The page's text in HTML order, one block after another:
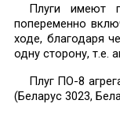
Плуги имеют
попеременно
ходе, благодаря
одну сторону, т.е.
Плуг ПО-8
(Беларус 3023,